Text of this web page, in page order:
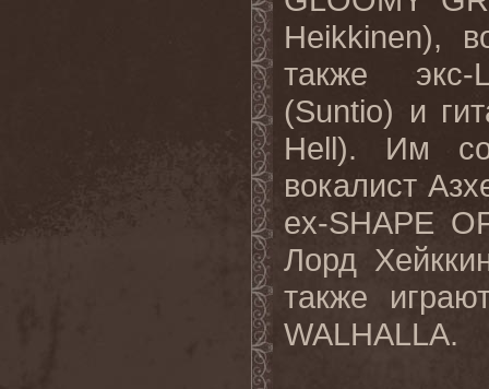
Heikkinen),
также экс-
(Suntio) и
Hell). Им
вокалист
ex-SHAPE
Лорд
также
WALHALLA.